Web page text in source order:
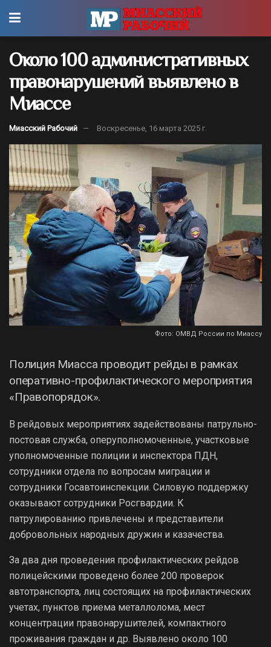
Около 100 административных
правонарушений выявлено в
Миассе
Миасский Рабочий Воскресенье, 16 марта 2025 г.
Фото: ОМВД России по Миассу
Полиция Миасса проводит рейды в рамках
оперативно-профилактического мероприятия
«Правопорядок».
В рейдовых мероприятиях задействованы патрульно-
постовая служба, оперуполномоченные, участковые
уполномоченные полиции и инспектора ПДН,
сотрудники отдела по вопросам миграции и
сотрудники Госавтоинспекции. Силовую поддержку
оказывают сотрудники Росгвардии. К
патрулированию привлечены и представители
добровольных народных дружин и казачества.
За два дня проведения профилактических рейдов
полицейскими проведено более 200 проверок
автотранспорта, лиц состоящих на профилактических
учетах, пунктов приема металлолома, мест
концентрации правонарушителей, компактного
проживания граждан и др. Выявлено около 100